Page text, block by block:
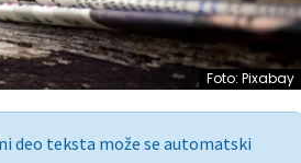
Foto: Pixabay
deo teksta može se automatski